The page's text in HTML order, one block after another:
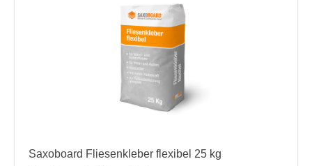
Saxoboard Fliesenkleber flexibel 25 kg